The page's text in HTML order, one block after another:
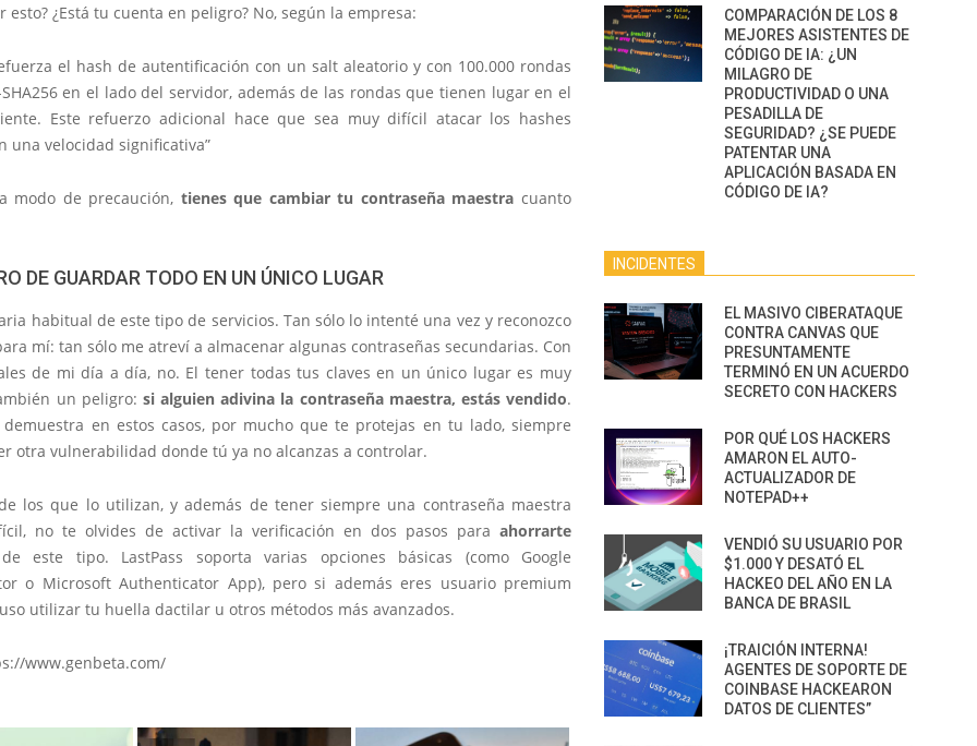
esto? ¿Está tu cuenta en peligro? No, según la empresa:
el hash de autentificación con un salt aleatorio y con 100.000 rondas
SHA256 en el lado del servidor, además de las rondas que tienen lugar en el
Este refuerzo adicional hace que sea muy difícil atacar los hashes
una velocidad significativa”
modo de precaución, tienes que cambiar tu contraseña maestra cuanto
DE GUARDAR TODO EN UN ÚNICO LUGAR
habitual de este tipo de servicios. Tan sólo lo intenté una vez y reconozco
mí: tan sólo me atreví a almacenar algunas contraseñas secundarias. Con
de mi día a día, no. El tener todas tus claves en un único lugar es muy
un peligro: si alguien adivina la contraseña maestra, estás vendido.
demuestra en estos casos, por mucho que te protejas en tu lado, siempre
otra vulnerabilidad donde tú ya no alcanzas a controlar.
los que lo utilizan, y además de tener siempre una contraseña maestra
no te olvides de activar la verificación en dos pasos para ahorrarte
de este tipo. LastPass soporta varias opciones básicas (como Google
o Microsoft Authenticator App), pero si además eres usuario premium
utilizar tu huella dactilar u otros métodos más avanzados.
www.genbeta.com/
COMPARACIÓN DE LOS 8
MEJORES ASISTENTES DE
CÓDIGO DE IA: ¿UN
MILAGRO DE
PRODUCTIVIDAD O UNA
PESADILLA DE
SEGURIDAD? ¿SE PUEDE
PATENTAR UNA
APLICACIÓN BASADA EN
CÓDIGO DE IA?
INCIDENTES
EL MASIVO CIBERATAQUE
CONTRA CANVAS QUE
PRESUNTAMENTE
TERMINÓ EN UN ACUERDO
SECRETO CON HACKERS
POR QUÉ LOS HACKERS
AMARON EL AUTO-
ACTUALIZADOR DE
NOTEPAD++
VENDIÓ SU USUARIO POR
$1.000 Y DESATÓ EL
HACKEO DEL AÑO EN LA
BANCA DE BRASIL
¡TRAICIÓN INTERNA!
AGENTES DE SOPORTE DE
COINBASE HACKEARON
DATOS DE CLIENTES”